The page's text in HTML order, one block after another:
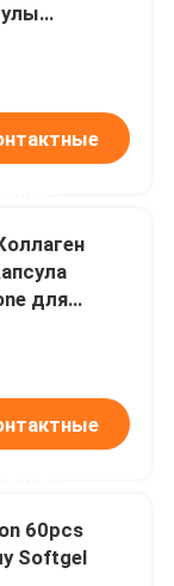
для
Ногтей
60pcs
Softgel